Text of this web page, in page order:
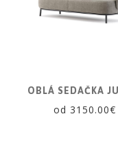
OBLÁ SEDAČKA
od 3150.00€